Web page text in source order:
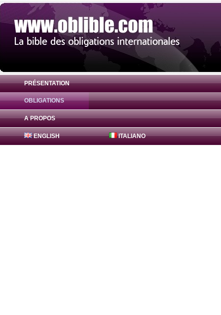
PRÉSENTATION
OBLIGATIONS
A PROPOS
ENGLISH ITALIANO
Obligation Agence Centrale Sécurité